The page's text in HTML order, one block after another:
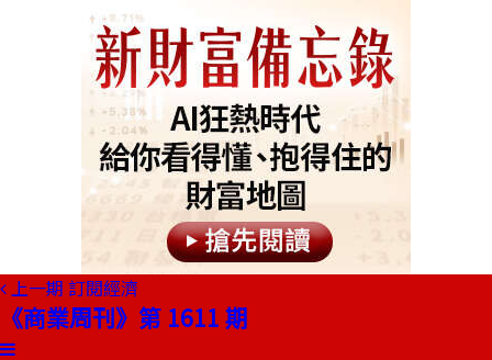
上一期 訂閱經濟
《商業周刊》第 1611 期